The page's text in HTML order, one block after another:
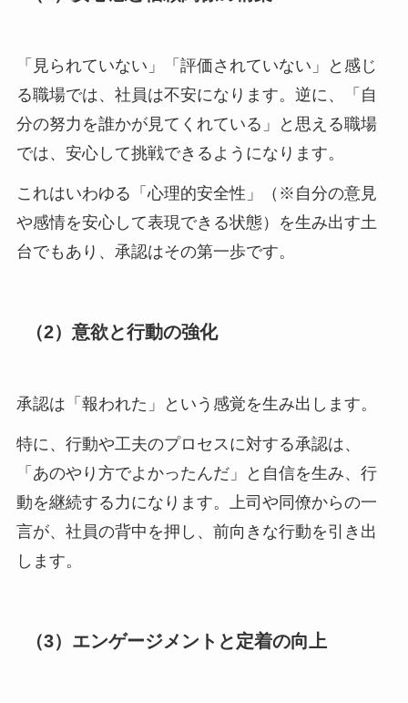
「見られていない」「評価されていない」と感じ
る職場では、社員は不安になります。逆に、「自
分の努力を誰かが見てくれている」と思える職場
では、安心して挑戦できるようになります。
これはいわゆる「心理的安全性」（※自分の意見
や感情を安心して表現できる状態）を生み出す土
台でもあり、承認はその第一歩です。
（2）意欲と行動の強化
承認は「報われた」という感覚を生み出します。
特に、行動や工夫のプロセスに対する承認は、
「あのやり方でよかったんだ」と自信を生み、行
動を継続する力になります。上司や同僚からの一
言が、社員の背中を押し、前向きな行動を引き出
します。
（3）エンゲージメントと定着の向上